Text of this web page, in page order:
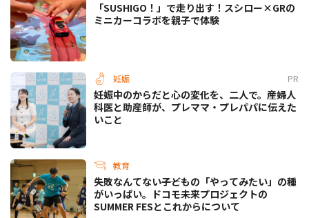
「SUSHIGO！」で走り出す！スシロー×GRの
ミニカーコラボを親子で体験
妊娠 PR
妊娠中のからだと心の変化を、二人で。産婦人
科医と助産師が、プレママ・プレパパに伝えた
いこと
教育
失敗なんてない――子どもの「やってみたい」の種
がいっぱい。ドコモ未来プロジェクトの
SUMMER FESとこれからについて